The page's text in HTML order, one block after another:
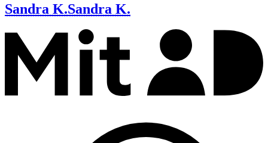
Sandra K.Sandra K.